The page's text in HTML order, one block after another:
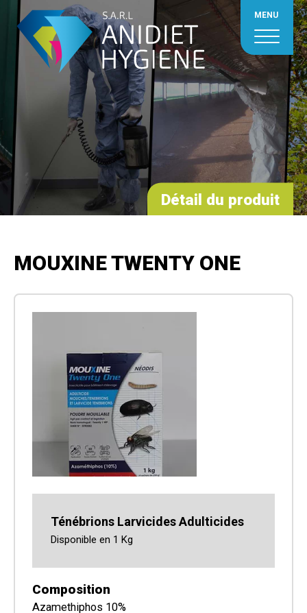
MENU
Détail du produit
MOUXINE TWENTY ONE
Ténébrions Larvicides Adulticides
Disponible en 1 Kg
Composition
Azamethiphos 10%